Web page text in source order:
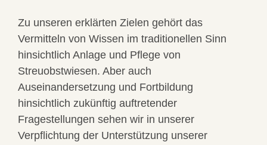
Zu unseren erklärten Zielen gehört das
Vermitteln von Wissen im traditionellen Sinn
hinsichtlich Anlage und Pflege von
Streuobstwiesen. Aber auch
Auseinandersetzung und Fortbildung
hinsichtlich zukünftig auftretender
Fragestellungen sehen wir in unserer
Verpflichtung der Unterstützung unserer